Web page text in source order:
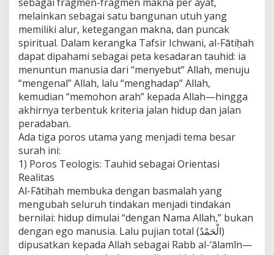
a
t
a
s
A
l
-
F
t
i
a
h
1
:
1
–
)
s
melainkan sebagai satu bangunan utuh yang
memiliki alur, ketegangan makna, dan puncak
spiritual. Dalam kerangka Tafsir Ichwani, al-Fātiḥah
dapat dipahami sebagai peta kesadaran tauhid: ia
menuntun manusia dari “menyebut” Allah, menuju
“mengenal” Allah, lalu “menghadap” Allah,
kemudian “memohon arah” kepada Allah—hingga
akhirnya terbentuk kriteria jalan hidup dan jalan
peradaban.
Ada tiga poros utama yang menjadi tema besar
surah ini:
1) Poros Teologis: Tauhid sebagai Orientasi
Realitas
Al-Fātiḥah membuka dengan basmalah yang
mengubah seluruh tindakan menjadi tindakan
bernilai: hidup dimulai “dengan Nama Allah,” bukan
dengan ego manusia. Lalu pujian total (الْحَمْدُ)
dipusatkan kepada Allah sebagai Rabb al-‘ālamīn—